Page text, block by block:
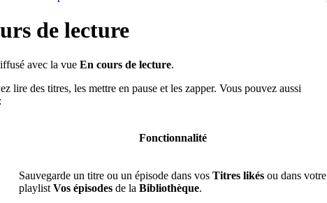
de lecture
avec la vue En cours de lecture.
lire des titres, les mettre en pause et les zapper. Vous pouvez aussi
Fonctionnalité
Sauvegarde un titre ou un épisode dans vos Titres likés ou dans votre
playlist Vos épisodes de la Bibliothèque.